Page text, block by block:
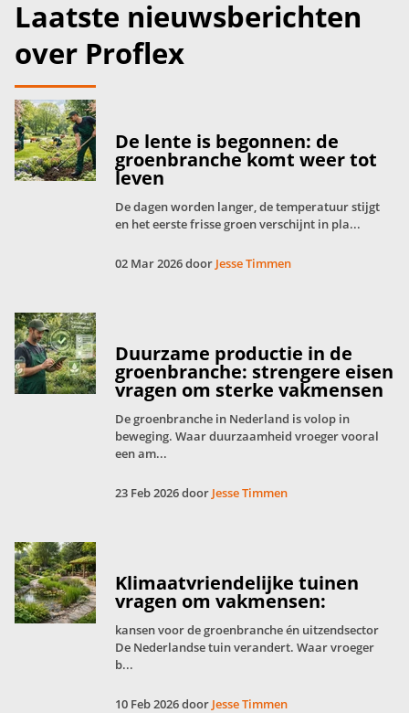
Laatste nieuwsberichten
over Proflex
De lente is begonnen: de
groenbranche komt weer tot
leven
De dagen worden langer, de temperatuur stijgt
en het eerste frisse groen verschijnt in pla...
02 Mar 2026 door Jesse Timmen
Duurzame productie in de
groenbranche: strengere eisen
vragen om sterke vakmensen
De groenbranche in Nederland is volop in
beweging. Waar duurzaamheid vroeger vooral
een am...
23 Feb 2026 door Jesse Timmen
Klimaatvriendelijke tuinen
vragen om vakmensen:
kansen voor de groenbranche én uitzendsector
De Nederlandse tuin verandert. Waar vroeger
b...
10 Feb 2026 door Jesse Timmen